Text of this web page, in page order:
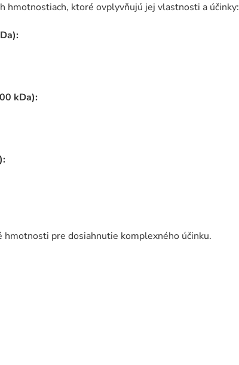
hmotnostiach, ktoré ovplyvňujú jej vlastnosti a účinky:
kDa):
pre dosiahnutie komplexného účinku.